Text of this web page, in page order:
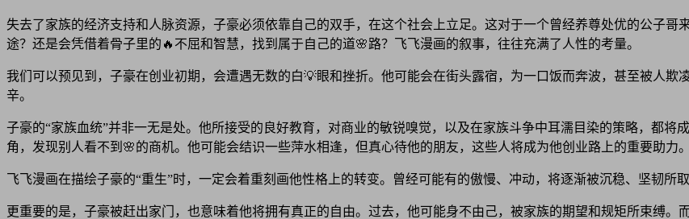
失去了家族的经济支持和人脉资源，子豪必须依靠自己的双手，在这个社会上立足。这对于一个曾经养尊处优的公子
途？还是会凭借着骨子里的🔥不屈和智慧，找到属于自己的道🌸路？飞飞漫画的叙事，往往充满了人性的考量。
我们可以预见到，子豪在创业初期，会遭遇无数的白💡眼和挫折。他可能会在街头露宿，为一口饭而奔波，甚至被人
辛。
子豪的“家族血统”并非一无是处。他所接受的良好教育，对商业的敏锐嗅觉，以及在家族斗争中耳濡目染的策略，都
角，发现别人看不到🌸的商机。他可能会结识一些萍水相逢，但真心待他的朋友，这些人将成为他创业路上的重要助力。
飞飞漫画在描绘子豪的“重生”时，一定会着重刻画他性格上的转变。曾经可能有的傲慢、冲动，将逐渐被沉稳、坚韧所
更重要的是，子豪被赶出家门，也意味着他将拥有真正的自由。过去，他可能身不由己，被家族的期望和规矩所束缚